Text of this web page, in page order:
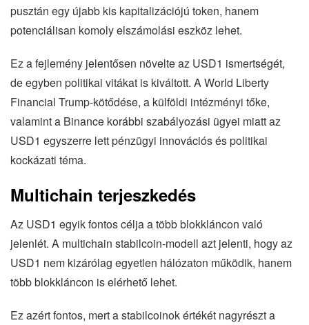
pusztán egy újabb kis kapitalizációjú token, hanem
potenciálisan komoly elszámolási eszköz lehet.
Ez a fejlemény jelentősen növelte az USD1 ismertségét,
de egyben politikai vitákat is kiváltott. A World Liberty
Financial Trump-kötődése, a külföldi intézményi tőke,
valamint a Binance korábbi szabályozási ügyei miatt az
USD1 egyszerre lett pénzügyi innovációs és politikai
kockázati téma.
Multichain terjeszkedés
Az USD1 egyik fontos célja a több blokkláncon való
jelenlét. A multichain stabilcoin-modell azt jelenti, hogy az
USD1 nem kizárólag egyetlen hálózaton működik, hanem
több blokkláncon is elérhető lehet.
Ez azért fontos, mert a stabilcoinok értékét nagyrészt a